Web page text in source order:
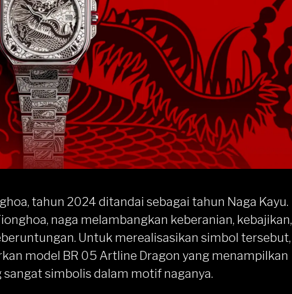
tahun 2024 ditandai sebagai tahun Naga Kayu.
naga melambangkan keberanian, kebajikan,
Untuk merealisasikan simbol tersebut,
model BR 05 Artline Dragon yang menampilkan
simbolis dalam motif naganya.